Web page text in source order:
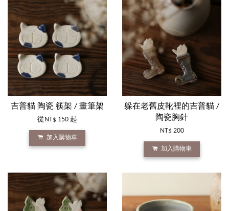
吉普貓 陶瓷 筷架 / 畫筆架
從 NT$ 150 起
加入購物車
躲在老舊皮靴裡的吉普貓 /
陶瓷胸針
NT$ 200
加入購物車